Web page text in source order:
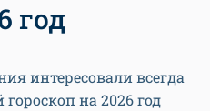
год
интересовали всегда
на 2026 год